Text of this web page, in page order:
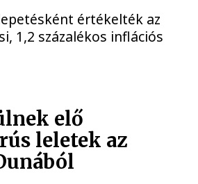
értékelték az
1,2 százalékos inflációs
elő
leletek az